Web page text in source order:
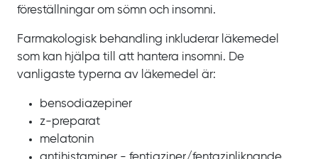
föreställningar om sömn och insomni.
Farmakologisk behandling inkluderar läkemedel
som kan hjälpa till att hantera insomni. De
vanligaste typerna av läkemedel är:
bensodiazepiner
z-preparat
melatonin